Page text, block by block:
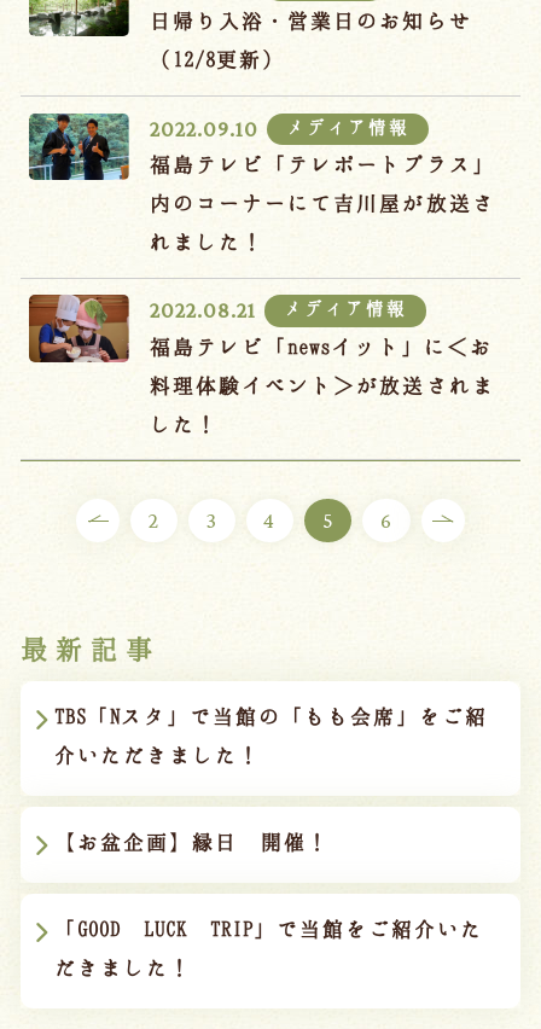
日帰り入浴・営業日のお知らせ
（12/8更新）
2022.09.10 メディア情報
福島テレビ「テレポートプラス」
内のコーナーにて吉川屋が放送さ
れました！
2022.08.21 メディア情報
福島テレビ「newsイット」に＜お
料理体験イベント＞が放送されま
した！
2 3 4 5 6
最新記事
TBS「Nスタ」で当館の「もも会席」をご紹
介いただきました！
【お盆企画】縁日 開催！
「GOOD LUCK TRIP」で当館をご紹介いた
だきました！